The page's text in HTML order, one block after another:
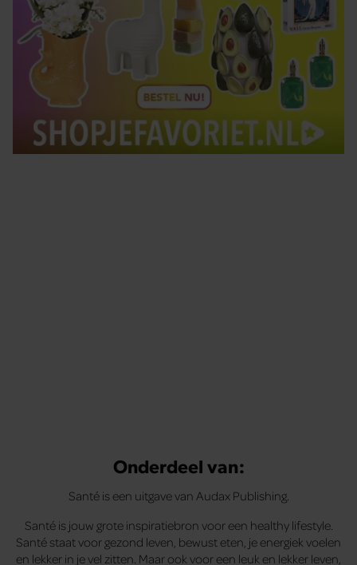
Onderdeel van:
Santé is een uitgave van Audax Publishing.
Santé is jouw grote inspiratiebron voor een healthy lifestyle.
Santé staat voor gezond leven, bewust eten, je energiek voelen
en lekker in je vel zitten. Maar ook voor een leuk en lekker leven,